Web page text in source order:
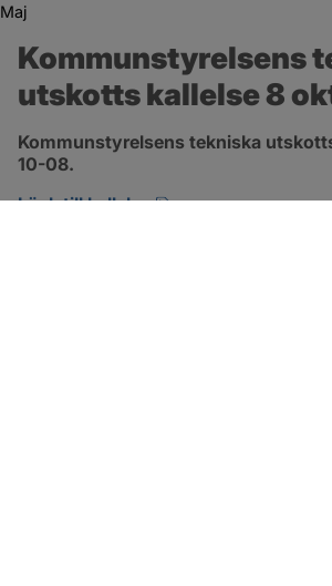
Maj
Kommunstyrelsens
utskotts kallelse 8
Kommunstyrelsens tekniska
10-08.
Länk till kallelse
pdf, 134.7 kB,